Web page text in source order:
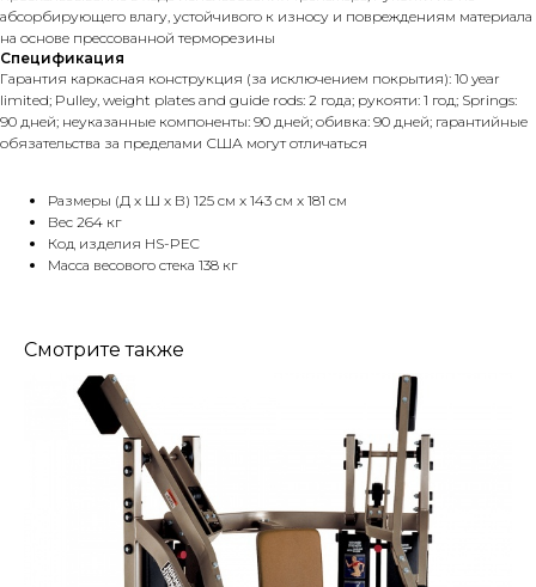
абсорбирующего влагу, устойчивого к износу и повреждениям материала
на основе прессованной терморезины
Спецификация
Гарантия каркасная конструкция (за исключением покрытия): 10 year
limited; Pulley, weight plates and guide rods: 2 года; рукояти: 1 год; Springs:
90 дней; неуказанные компоненты: 90 дней; обивка: 90 дней; гарантийные
обязательства за пределами США могут отличаться
Размеры (Д x Ш x В) 125 см x 143 см x 181 см
Вес 264 кг
Код изделия HS-PEC
Масса весового стека 138 кг
Смотрите также